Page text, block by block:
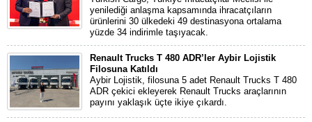
yenilediği anlaşma kapsamında ihracatçıların
ürünlerini 30 ülkedeki 49 destinasyona ortalama
yüzde 34 indirimle taşıyacak.
Renault Trucks T 480 ADR’ler Aybir Lojistik
Filosuna Katıldı
Aybir Lojistik, filosuna 5 adet Renault Trucks T 480
ADR çekici ekleyerek Renault Trucks araçlarının
payını yaklaşık üçte ikiye çıkardı.